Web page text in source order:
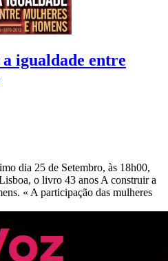
igualdade entre
dia 25 de Setembro, às 18h00,
o livro 43 anos A construir a
« A participação das mulheres